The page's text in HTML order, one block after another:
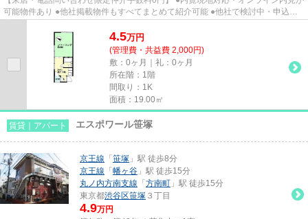
可能物件あり ●他社掲載物件もすべてまとめて紹介可能 ●他社で検討中・申込み
4.5万円
(管理費・共益費 2,000円)
敷：0ヶ月｜礼：0ヶ月
所在階：1階
間取り：1K
面積：19.00㎡
賃貸｜アパート エスポワール笹塚
京王線 「 笹塚 」駅 徒歩8分
京王線 「 幡ヶ谷 」駅 徒歩15分
丸ノ内方南支線 「 方南町 」駅 徒歩15分
東京都渋谷区笹塚 ３丁目
4.9万円